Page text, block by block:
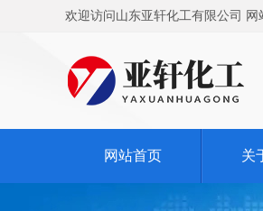
欢迎访问山东亚轩化工有限公司 网
网站首页 关